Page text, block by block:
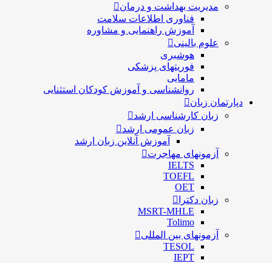
مدیریت بهداشت و درمان
فناوری اطلاعات سلامت
آموزش راهنمایی و مشاوره
علوم بالینی
هوشبری
فوریتهای پزشکی
مامایی
روانشناسی و آموزش کودکان استثنایی
دپارتمان زبان
زبان کارشناسی ارشد
زبان عمومی ارشد
آموزش آنلاین زبان ارشد
آزمونهای مهاجرت
IELTS
TOEFL
OET
زبان دکترا
MSRT-MHLE
Tolimo
آزمونهای بین المللی
TESOL
IEPT